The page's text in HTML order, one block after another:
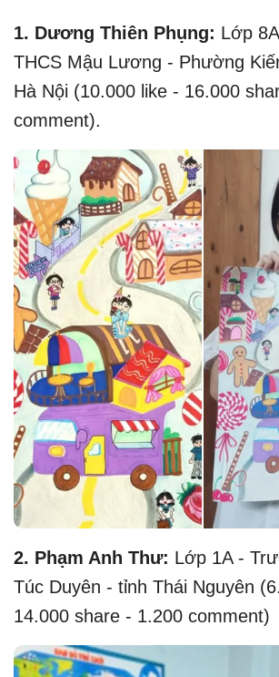
1. Dương Thiên Phụng: Lớp
THCS Mậu Lương - Phường
Hà Nội (10.000 like - 16.000
comment).
2. Phạm Anh Thư: Lớp 1A -
Túc Duyên - tỉnh Thái Nguyên
14.000 share - 1.200 comment)